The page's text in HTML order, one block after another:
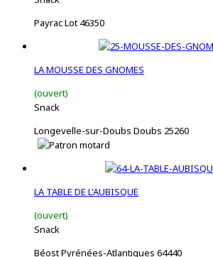
Payrac Lot 46350
LA MOUSSE DES GNOMES
(ouvert)
Snack
Longevelle-sur-Doubs Doubs 25260
LA TABLE DE L'AUBISQUE
(ouvert)
Snack
Béost Pyrénées-Atlantiques 64440